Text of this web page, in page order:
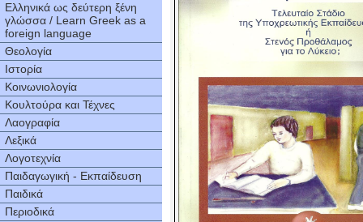
Ελληνικά ως δεύτερη ξένη
γλώσσα / Learn Greek as a
foreign language
Θεολογία
Ιστορία
Κοινωνιολογία
Κουλτούρα και Τέχνες
Λαογραφία
Λεξικά
Λογοτεχνία
Παιδαγωγική - Εκπαίδευση
Παιδικά
Περιοδικά